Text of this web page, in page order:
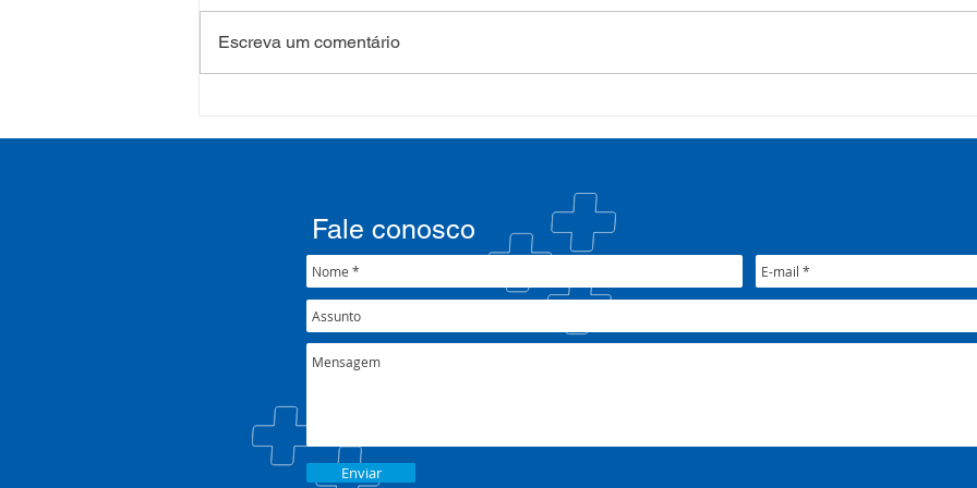
formação sobre saúde
crise climática
SETEC, realiza Assembleia e
CIB/RS
Escreva um comentário
Enviar
Fale conosco